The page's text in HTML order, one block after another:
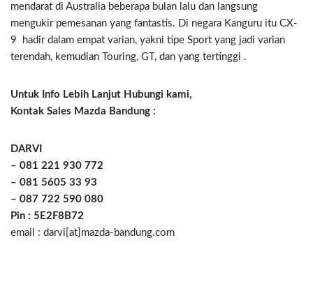
mendarat di Australia beberapa bulan lalu dan langsung
mengukir pemesanan yang fantastis. Di negara Kanguru itu CX-
9 hadir dalam empat varian, yakni tipe Sport yang jadi varian
terendah, kemudian Touring, GT, dan yang tertinggi .
Untuk Info Lebih Lanjut Hubungi kami,
Kontak Sales Mazda Bandung :
DARVI
– 081 221 930 772
– 081 5605 33 93
– 087 722 590 080
Pin : 5E2F8B72
email : darvi[at]mazda-bandung.com